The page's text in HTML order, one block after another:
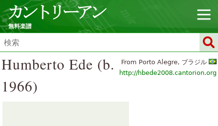
無料楽譜
From Porto Alegre, ブラジル
http://hbede2008.cantorion.org
Humberto Ede (b.
1966)